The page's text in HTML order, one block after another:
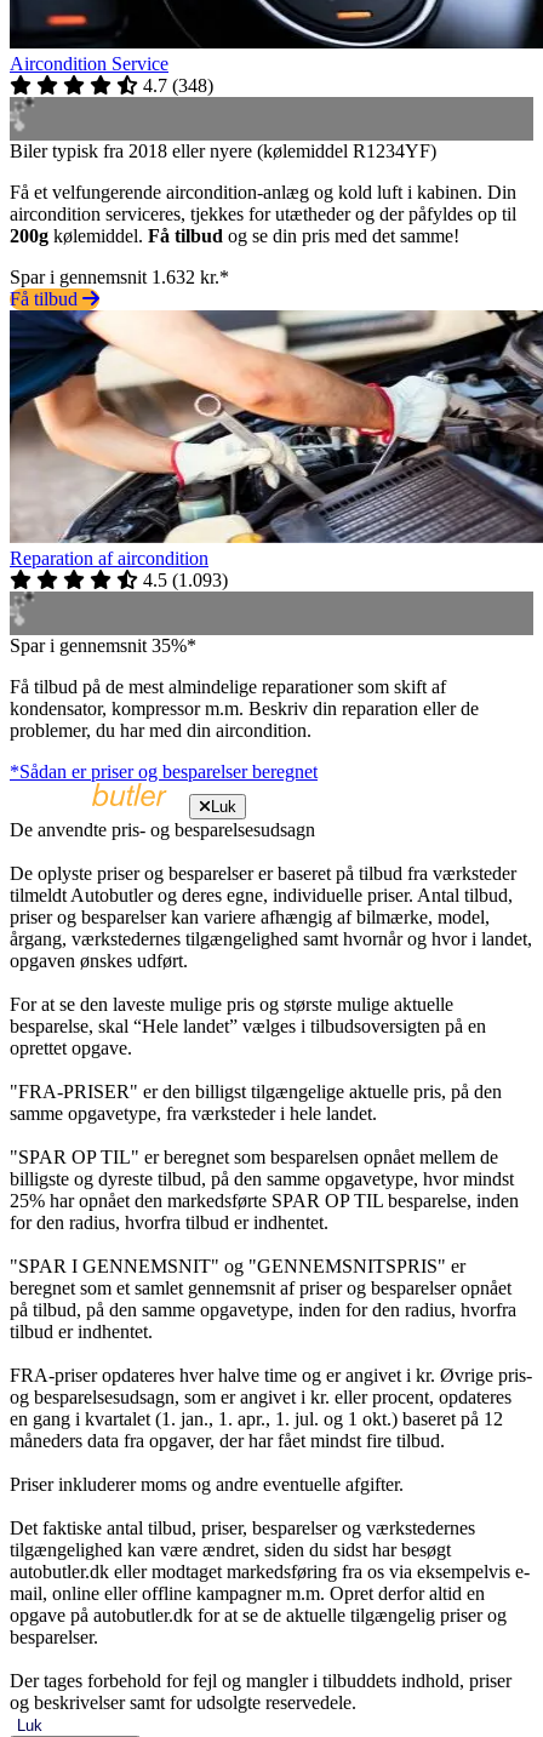
Aircondition Service
4.7 (348)
Biler typisk fra 2018 eller nyere (kølemiddel R1234YF)
Få et velfungerende aircondition-anlæg og kold luft i kabinen. Din
aircondition serviceres, tjekkes for utætheder og der påfyldes op til
200g kølemiddel. Få tilbud og se din pris med det samme!
Spar i gennemsnit 1.632 kr.*
Få tilbud
Reparation af aircondition
4.5 (1.093)
Spar i gennemsnit 35%*
Få tilbud på de mest almindelige reparationer som skift af
kondensator, kompressor m.m. Beskriv din reparation eller de
problemer, du har med din aircondition.
*Sådan er priser og besparelser beregnet
Luk
De anvendte pris- og besparelsesudsagn
De oplyste priser og besparelser er baseret på tilbud fra værksteder
tilmeldt Autobutler og deres egne, individuelle priser. Antal tilbud,
priser og besparelser kan variere afhængig af bilmærke, model,
årgang, værkstedernes tilgængelighed samt hvornår og hvor i landet,
opgaven ønskes udført.
For at se den laveste mulige pris og største mulige aktuelle
besparelse, skal “Hele landet” vælges i tilbudsoversigten på en
oprettet opgave.
"FRA-PRISER" er den billigst tilgængelige aktuelle pris, på den
samme opgavetype, fra værksteder i hele landet.
"SPAR OP TIL" er beregnet som besparelsen opnået mellem de
billigste og dyreste tilbud, på den samme opgavetype, hvor mindst
25% har opnået den markedsførte SPAR OP TIL besparelse, inden
for den radius, hvorfra tilbud er indhentet.
"SPAR I GENNEMSNIT" og "GENNEMSNITSPRIS" er
beregnet som et samlet gennemsnit af priser og besparelser opnået
på tilbud, på den samme opgavetype, inden for den radius, hvorfra
tilbud er indhentet.
FRA-priser opdateres hver halve time og er angivet i kr. Øvrige pris-
og besparelsesudsagn, som er angivet i kr. eller procent, opdateres
en gang i kvartalet (1. jan., 1. apr., 1. jul. og 1 okt.) baseret på 12
måneders data fra opgaver, der har fået mindst fire tilbud.
Priser inkluderer moms og andre eventuelle afgifter.
Det faktiske antal tilbud, priser, besparelser og værkstedernes
tilgængelighed kan være ændret, siden du sidst har besøgt
autobutler.dk eller modtaget markedsføring fra os via eksempelvis e-
mail, online eller offline kampagner m.m. Opret derfor altid en
opgave på autobutler.dk for at se de aktuelle tilgængelig priser og
besparelser.
Der tages forbehold for fejl og mangler i tilbuddets indhold, priser
og beskrivelser samt for udsolgte reservedele.
Luk